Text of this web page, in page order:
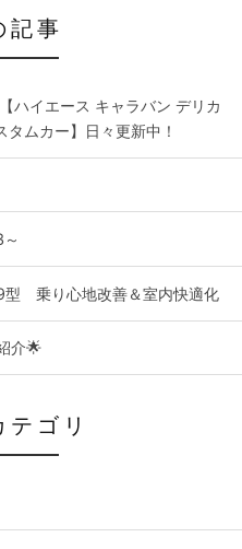
記事
ハイエース キャラバン デリカ
ムカー】日々更新中！
型 乗り心地改善＆室内快適化
介🌟
ゴリ